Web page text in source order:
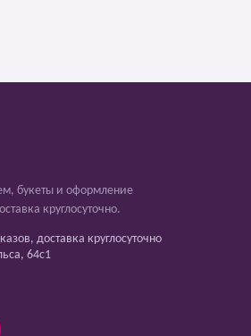
букеты и оформление
круглосуточно.
доставка круглосуточно
64с1